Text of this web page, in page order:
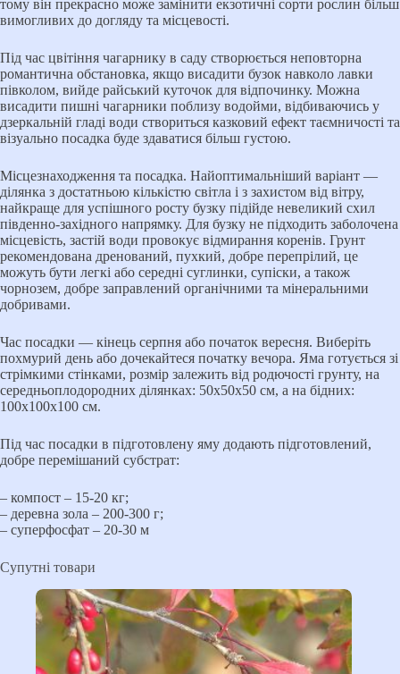
тому він прекрасно може замінити екзотичні сорти рослин більш
вимогливих до догляду та місцевості.
Під час цвітіння чагарнику в саду створюється неповторна
романтична обстановка, якщо висадити бузок навколо лавки
півколом, вийде райський куточок для відпочинку. Можна
висадити пишні чагарники поблизу водойми, відбиваючись у
дзеркальній гладі води створиться казковий ефект таємничості та
візуально посадка буде здаватися більш густою.
Місцезнаходження та посадка. Найоптимальніший варіант —
ділянка з достатньою кількістю світла і з захистом від вітру,
найкраще для успішного росту бузку підійде невеликий схил
південно-західного напрямку. Для бузку не підходить заболочена
місцевість, застій води провокує відмирання коренів. Грунт
рекомендована дренований, пухкий, добре перепрілий, це
можуть бути легкі або середні суглинки, супіски, а також
чорнозем, добре заправлений органічними та мінеральними
добривами.
Час посадки — кінець серпня або початок вересня. Виберіть
похмурий день або дочекайтеся початку вечора. Яма готується зі
стрімкими стінками, розмір залежить від родючості грунту, на
середньоплодородних ділянках: 50х50х50 см, а на бідних:
100х100х100 см.
Під час посадки в підготовлену яму додають підготовлений,
добре перемішаний субстрат:
– компост – 15-20 кг;
– деревна зола – 200-300 г;
– суперфосфат – 20-30 м
Супутні товари